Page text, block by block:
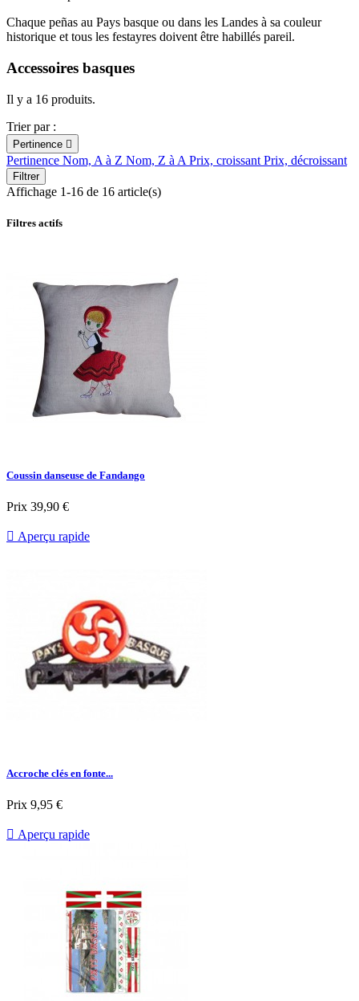
Chaque peñas au Pays basque ou dans les Landes à sa couleur
historique et tous les festayres doivent être habillés pareil.
Accessoires basques
Il y a 16 produits.
Trier par :
Pertinence 
Pertinence Nom, A à Z Nom, Z à A Prix, croissant Prix, décroissant
Filtrer
Affichage 1-16 de 16 article(s)
Filtres actifs
Coussin danseuse de Fandango
Prix 39,90 €
 Aperçu rapide
Accroche clés en fonte...
Prix 9,95 €
 Aperçu rapide